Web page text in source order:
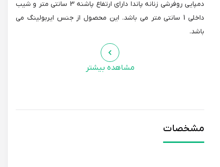
دمپایی روفرشی زنانه پاندا دارای ارتفاع پاشنه 3 سانتی متر و شیب
داخلی 1 سانتی متر می باشد. این محصول از جنس ایربولینگ می
باشد.
مشاهده بیشتر
مشخصات